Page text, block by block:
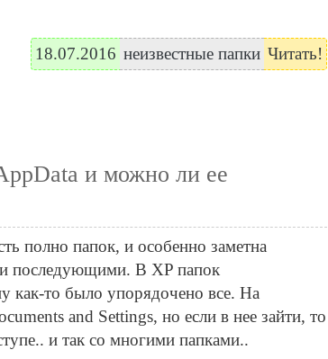
Читать!
неизвестные папки
18.07.2016
и можно ли ее
полно папок, и особенно заметна
последующими. В XP папок
как-то было упорядочено все. На
and Settings, но если в нее зайти, то
и так со многими папками..